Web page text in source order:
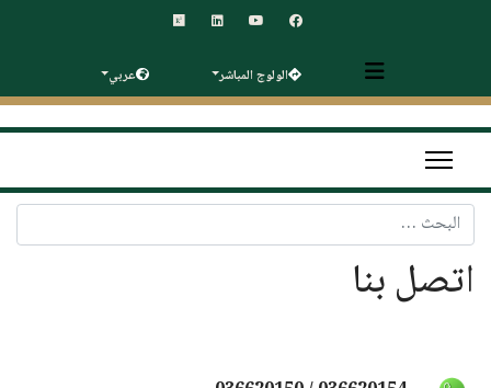
الولوج المباشر عربي
البحث
اتصل بنا